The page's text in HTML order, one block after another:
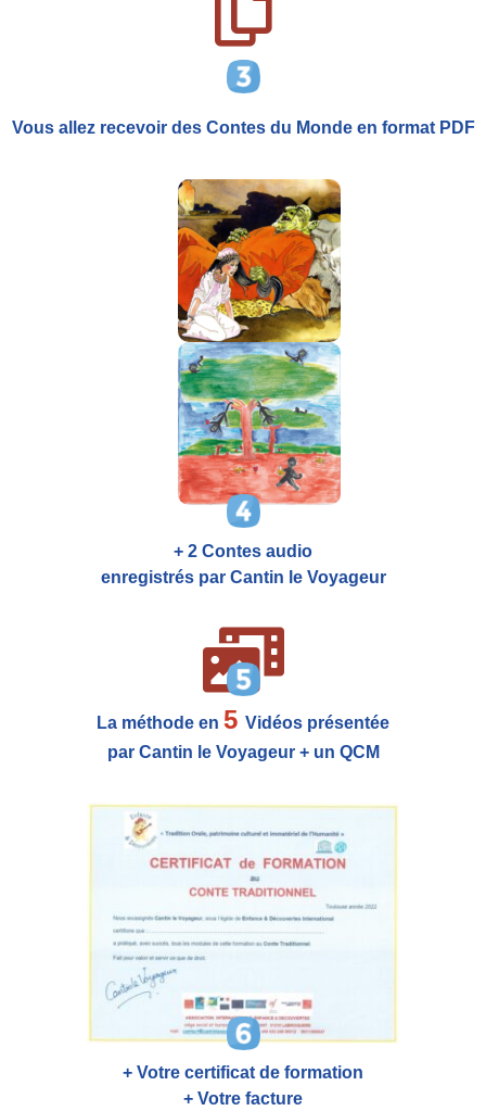
Vous allez recevoir des Contes du Monde en format PDF
+ 2 Contes audio
enregistrés par Cantin le Voyageur
La méthode en 5 Vidéos présentée
par Cantin le Voyageur + un QCM
+ Votre certificat de formation
+ Votre facture